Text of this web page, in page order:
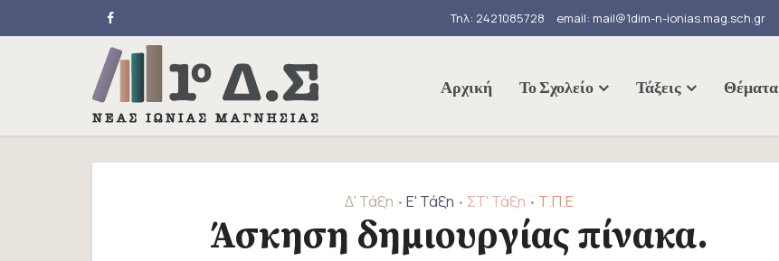
Τηλ: 2421085728 email: mail@1dim-n-ionias.mag.sch.gr
Αρχική Το Σχολείο Τάξεις Θέματα
Δ' Τάξη • Ε' Τάξη • ΣΤ' Τάξη • Τ.Π.Ε
Άσκηση δημιουργίας πίνακα.